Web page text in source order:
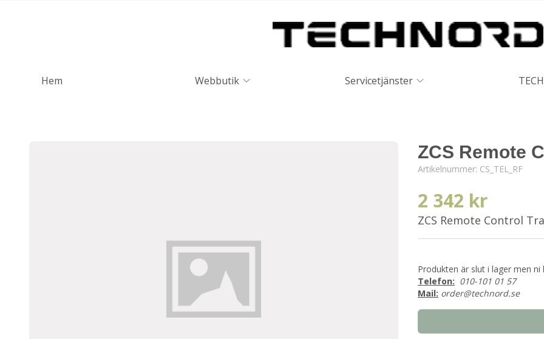
Hem Webbutik Servicetjänster
ZCS Remote
Artikelnummer: CS_TEL_RF
2 342 kr
ZCS Remote Control
Produkten är slut i lager men
Telefon: 010-101 01 57
Mail: order@technord.se